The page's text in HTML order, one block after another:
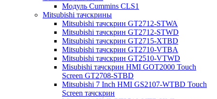
Модуль Cummins CLS1
Mitsubishi тачскрины
Mitsubishi тачскрин GT2712-STWA
Mitsubishi тачскрин GT2712-STWD
Mitsubishi тачскрин GT2715-XTBD
Mitsubishi тачскрин GT2710-VTBA
Mitsubishi тачскрин GT2510-VTWD
Misubishi тачскрин HMI GOT2000 Touch
Screen GT2708-STBD
Mitsubishi 7 Inch HMI GS2107-WTBD Touch
Screen тачскрин